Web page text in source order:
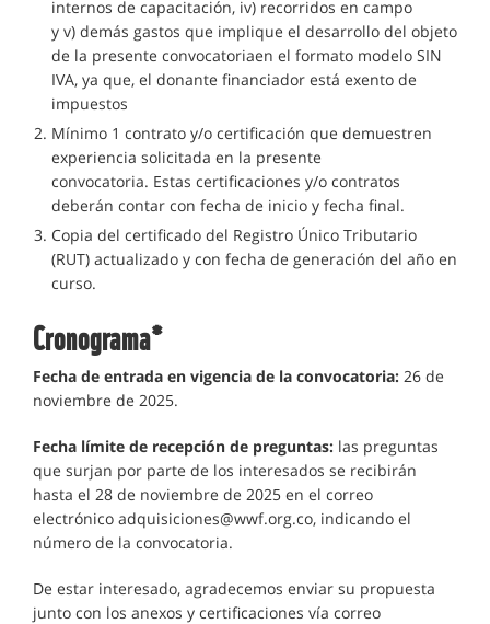
internos de capacitación, iv) recorridos en campo
y v) demás gastos que implique el desarrollo del objeto
de la presente convocatoriaen el formato modelo SIN
IVA, ya que, el donante financiador está exento de
impuestos
Mínimo 1 contrato y/o certificación que demuestren
experiencia solicitada en la presente
convocatoria. Estas certificaciones y/o contratos
deberán contar con fecha de inicio y fecha final.
Copia del certificado del Registro Único Tributario
(RUT) actualizado y con fecha de generación del año en
curso.
Cronograma*
Fecha de entrada en vigencia de la convocatoria: 26 de
noviembre de 2025.
Fecha límite de recepción de preguntas: las preguntas
que surjan por parte de los interesados se recibirán
hasta el 28 de noviembre de 2025 en el correo
electrónico adquisiciones@wwf.org.co, indicando el
número de la convocatoria.
De estar interesado, agradecemos enviar su propuesta
junto con los anexos y certificaciones vía correo